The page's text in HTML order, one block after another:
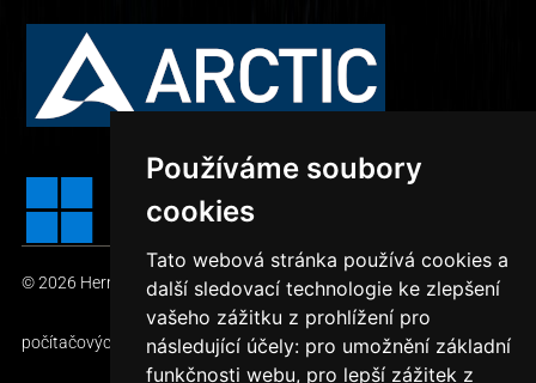
Používáme soubory
cookies
Tato webová stránka používá cookies a
další sledovací technologie ke zlepšení
vašeho zážitku z prohlížení pro
následující účely: pro umožnění základní
funkčnosti webu, pro lepší zážitek z
© 2026 HerníDěla.cz – TOP počítačové sestavy— Prodej
počítačových sestav